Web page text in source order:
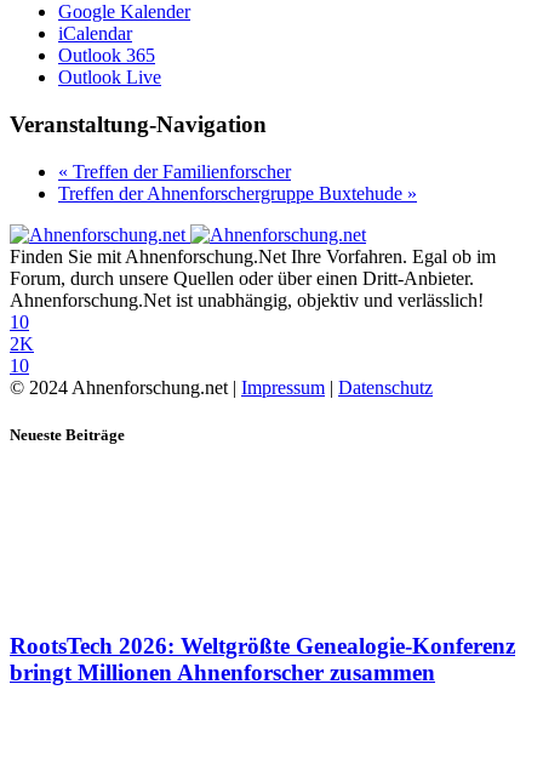
Google Kalender
iCalendar
Outlook 365
Outlook Live
Veranstaltung-Navigation
« Treffen der Familienforscher
Treffen der Ahnenforschergruppe Buxtehude »
Finden Sie mit Ahnenforschung.Net Ihre Vorfahren. Egal ob im
Forum, durch unsere Quellen oder über einen Dritt-Anbieter.
Ahnenforschung.Net ist unabhängig, objektiv und verlässlich!
10
2K
10
© 2024 Ahnenforschung.net | Impressum | Datenschutz
Neueste Beiträge
RootsTech 2026: Weltgrößte Genealogie-Konferenz
bringt Millionen Ahnenforscher zusammen